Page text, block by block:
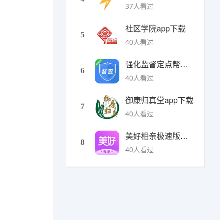
37人看过
5
社区学院app下载
40人看过
6
强化监督定点帮扶下载
40人看过
7
御康归真堂app下载
40人看过
8
美好相亲极速版下载
40人看过